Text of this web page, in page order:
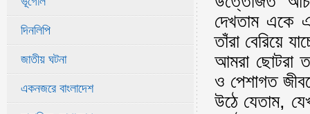
দেখতাম একে
তাঁরা বেরিয়ে
আমরা ছোটরা
ও পেশাগত
উঠে যেতাম,
দিনলিপি
জাতীয় ঘটনা
একনজরে বাংলাদেশ